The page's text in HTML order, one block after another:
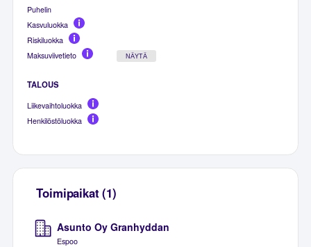
Puhelin
Kasvuluokka
Riskiluokka
Maksuviivetieto
NÄYTÄ
TALOUS
Liikevaihtoluokka
Henkilöstöluokka
Toimipaikat (1)
Asunto Oy Granhyddan
Espoo